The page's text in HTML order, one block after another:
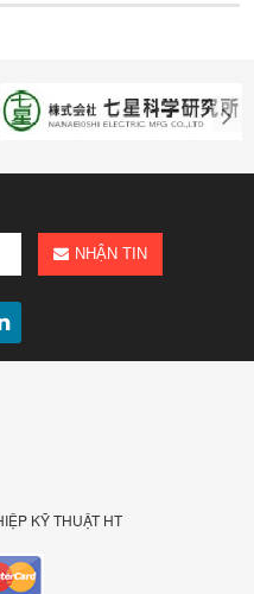
NHẬN TIN
KỸ THUẬT HT